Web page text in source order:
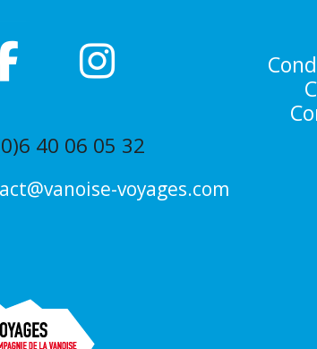
40 06 05 32
voyages.com